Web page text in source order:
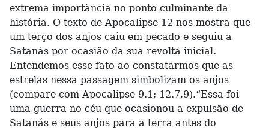
extrema importância no ponto culminante da
história. O texto de Apocalipse 12 nos mostra que
um terço dos anjos caiu em pecado e seguiu a
Satanás por ocasião da sua revolta inicial.
Entendemos esse fato ao constatarmos que as
estrelas nessa passagem simbolizam os anjos
(compare com Apocalipse 9.1; 12.7,9).“Essa foi
uma guerra no céu que ocasionou a expulsão de
Satanás e seus anjos para a terra antes do